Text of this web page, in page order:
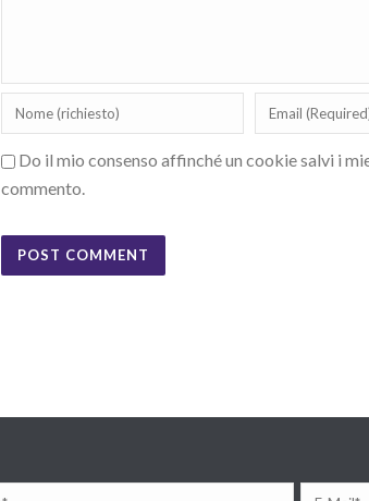
Do il mio consenso affinché un cookie salvi i
commento.